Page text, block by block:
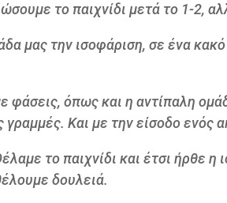
το παιχνίδι μετά το 1-2,
μας την ισοφάριση, σε ένα
φάσεις, όπως και η αντίπαλη
γραμμές. Και με την είσοδο ενός
το παιχνίδι και έτσι ήρθε
δουλειά.